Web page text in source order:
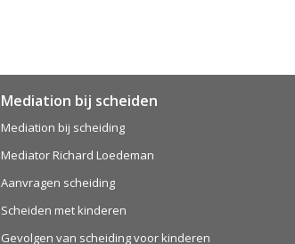
Mediation bij scheiden
Mediation bij scheiding
Mediator Richard Loedeman
Aanvragen scheiding
Scheiden met kinderen
Gevolgen van scheiding voor kinderen